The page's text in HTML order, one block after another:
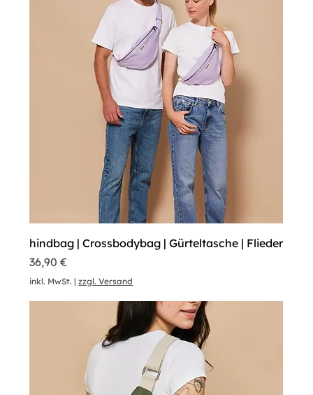
hindbag | Crossbodybag | Gürteltasche | Flieder
Preis
36,90 €
inkl. MwSt. |zzgl. Versand